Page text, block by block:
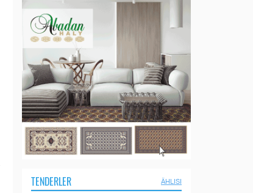
TENDERLER ÄHLISI